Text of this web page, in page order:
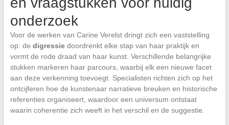
onderzoek
Voor de werken van Carine Verelst dringt zich een vaststelling
op: de digressiedoordrenkt elke stap van haar praktijk en
vormt de rode draad van haar kunst. Verschillende belangrijke
stukken markeren haar parcours, waarbij elk een nieuwe facet
aan deze verkenning toevoegt. Specialisten richten zich op het
ontcijferen hoe de kunstenaar narratieve breuken en historische
referenties organiseert, waardoor een universum ontstaat
waarin coherentie zich weeft in het verschil en de suggestie.